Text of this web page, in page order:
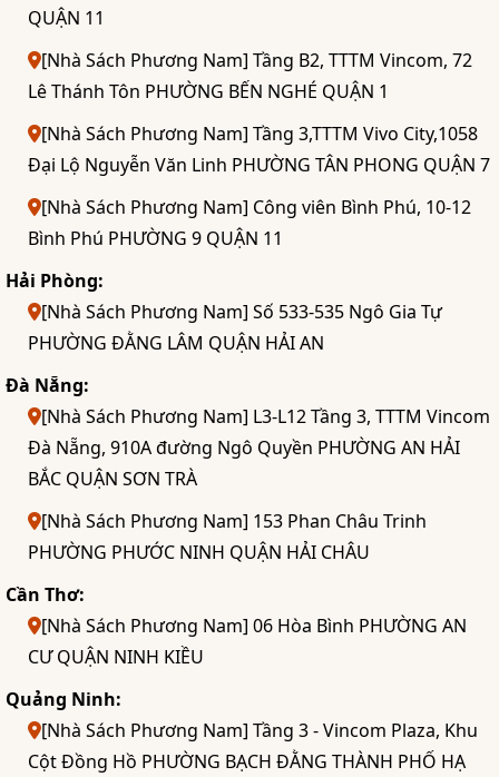
QUẬN 11
[Nhà Sách Phương Nam] Tầng B2, TTTM Vincom, 72
Lê Thánh Tôn PHƯỜNG BẾN NGHÉ QUẬN 1
[Nhà Sách Phương Nam] Tầng 3,TTTM Vivo City,1058
Đại Lộ Nguyễn Văn Linh PHƯỜNG TÂN PHONG QUẬN 7
[Nhà Sách Phương Nam] Công viên Bình Phú, 10-12
Bình Phú PHƯỜNG 9 QUẬN 11
Hải Phòng:
[Nhà Sách Phương Nam] Số 533-535 Ngô Gia Tự
PHƯỜNG ĐẰNG LÂM QUẬN HẢI AN
Đà Nẵng:
[Nhà Sách Phương Nam] L3-L12 Tầng 3, TTTM Vincom
Đà Nẵng, 910A đường Ngô Quyền PHƯỜNG AN HẢI
BẮC QUẬN SƠN TRÀ
[Nhà Sách Phương Nam] 153 Phan Châu Trinh
PHƯỜNG PHƯỚC NINH QUẬN HẢI CHÂU
Cần Thơ:
[Nhà Sách Phương Nam] 06 Hòa Bình PHƯỜNG AN
CƯ QUẬN NINH KIỀU
Quảng Ninh:
[Nhà Sách Phương Nam] Tầng 3 - Vincom Plaza, Khu
Cột Đồng Hồ PHƯỜNG BẠCH ĐẰNG THÀNH PHỐ HẠ